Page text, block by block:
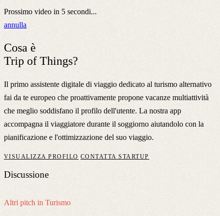
Prossimo video in 5 secondi...
annulla
Cosa è
Trip of Things?
Il primo assistente digitale di viaggio dedicato al turismo alternativo
fai da te europeo che proattivamente propone vacanze multiattività
che meglio soddisfano il profilo dell'utente. La nostra app
accompagna il viaggiatore durante il soggiorno aiutandolo con la
pianificazione e l'ottimizzazione del suo viaggio.
VISUALIZZA PROFILO CONTATTA STARTUP
Discussione
Altri pitch in Turismo